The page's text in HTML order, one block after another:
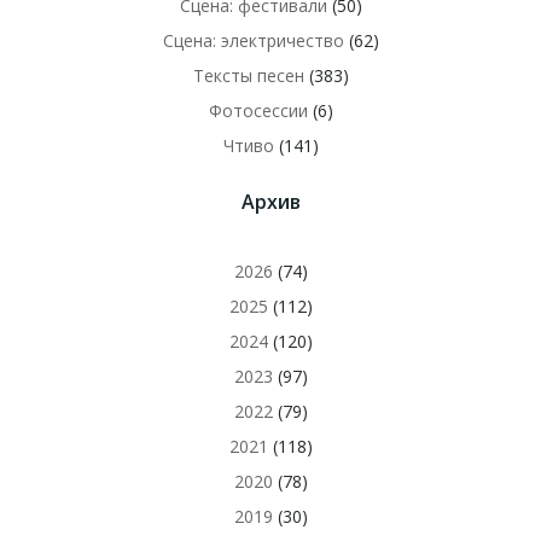
Сцена: фестивали (50)
Сцена: электричество (62)
Тексты песен (383)
Фотосессии (6)
Чтиво (141)
Архив
2026 (74)
2025 (112)
2024(120)
2023 (97)
2022(79)
2021 (118)
2020 (78)
2019 (30)